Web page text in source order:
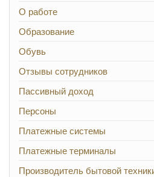
О работе
Образование
Обувь
Отзывы сотрудников
Пассивный доход
Персоны
Платежные системы
Платежные терминалы
Производитель бытовой